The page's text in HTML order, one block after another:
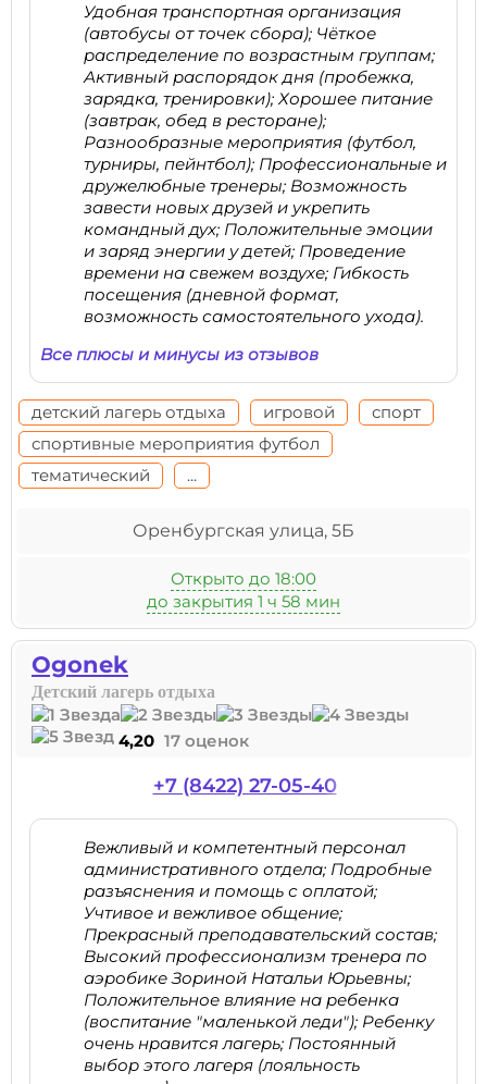
Удобная транспортная организация
(автобусы от точек сбора); Чёткое
распределение по возрастным группам;
Активный распорядок дня (пробежка,
зарядка, тренировки); Хорошее питание
(завтрак, обед в ресторане);
Разнообразные мероприятия (футбол,
турниры, пейнтбол); Профессиональные и
дружелюбные тренеры; Возможность
завести новых друзей и укрепить
командный дух; Положительные эмоции
и заряд энергии у детей; Проведение
времени на свежем воздухе; Гибкость
посещения (дневной формат,
возможность самостоятельного ухода).
Все плюсы и минусы из отзывов
детский лагерь отдыха игровой
спорт
спортивные мероприятия футбол
тематический
...
Оренбургская улица, 5Б
Открыто до 18:00
до закрытия 1 ч 58 мин
Ogonek
Детский лагерь отдыха
4,20 17 оценок
+7 (8422) 27-05-40
Вежливый и компетентный персонал
административного отдела; Подробные
разъяснения и помощь с оплатой;
Учтивое и вежливое общение;
Прекрасный преподавательский состав;
Высокий профессионализм тренера по
аэробике Зориной Натальи Юрьевны;
Положительное влияние на ребенка
(воспитание "маленькой леди"); Ребенку
очень нравится лагерь; Постоянный
выбор этого лагеря (лояльность